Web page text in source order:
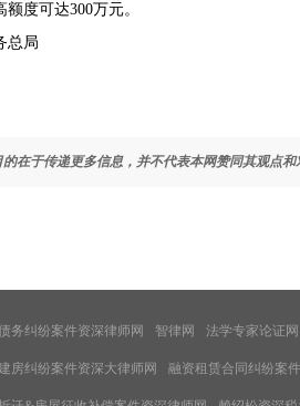
度可达300万元。
总局
在于传递更多信息，并不代表本网赞同其观点
务纠纷案件资深律师网 智律网 法学专家论证网
房纠纷案件资深大律师网 融资租赁合同纠纷案